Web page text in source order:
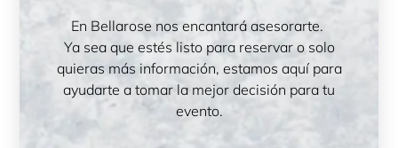
En Bellarose nos encantará asesorarte.
Ya sea que estés listo para reservar o solo
quieras más información, estamos aquí para
ayudarte a tomar la mejor decisión para tu
evento.